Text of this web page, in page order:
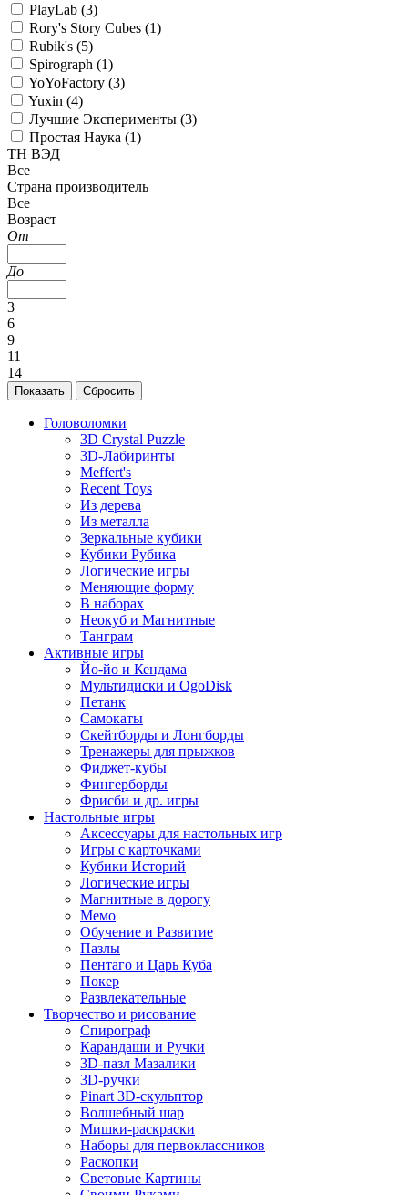
PlayLab (3)
Rory's Story Cubes (1)
Rubik's (5)
Spirograph (1)
YoYoFactory (3)
Yuxin (4)
Лучшие Эксперименты (3)
Простая Наука (1)
ТН ВЭД
Все
Страна производитель
Все
Возраст
От
До
3
6
9
11
14
Головоломки
3D Crystal Puzzle
3D-Лабиринты
Meffert's
Recent Toys
Из дерева
Из металла
Зеркальные кубики
Кубики Рубика
Логические игры
Меняющие форму
В наборах
Неокуб и Магнитные
Танграм
Активные игры
Йо-йо и Кендама
Мультидиски и OgoDisk
Петанк
Самокаты
Скейтборды и Лонгборды
Тренажеры для прыжков
Фиджет-кубы
Фингерборды
Фрисби и др. игры
Настольные игры
Аксессуары для настольных игр
Игры с карточками
Кубики Историй
Логические игры
Магнитные в дорогу
Мемо
Обучение и Развитие
Пазлы
Пентаго и Царь Куба
Покер
Развлекательные
Творчество и рисование
Спирограф
Карандаши и Ручки
3D-пазл Мазалики
3D-ручки
Pinart 3D-скульптор
Волшебный шар
Мишки-раскраски
Наборы для первоклассников
Раскопки
Световые Картины